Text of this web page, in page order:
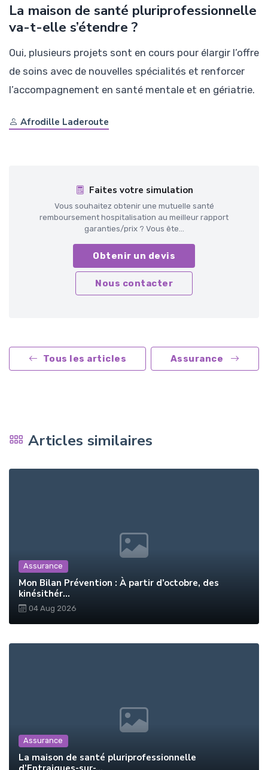
La maison de santé pluriprofessionnelle
va-t-elle s’étendre ?
Oui, plusieurs projets sont en cours pour élargir l’offre
de soins avec de nouvelles spécialités et renforcer
l’accompagnement en santé mentale et en gériatrie.
Afrodille Laderoute
Faites votre simulation
Vous souhaitez obtenir une mutuelle santé
remboursement hospitalisation au meilleur rapport
garanties/prix ? Vous ête...
Obtenir un devis
Nous contacter
Tous les articles Assurance
Articles similaires
Assurance
Mon Bilan Prévention : À partir d’octobre, des
kinésithér...
04 Aug 2026
Assurance
La maison de santé pluriprofessionnelle